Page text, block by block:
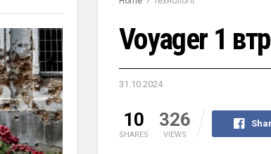
Voyager 1
31.10.2024
10
SHARES
326
VIEWS